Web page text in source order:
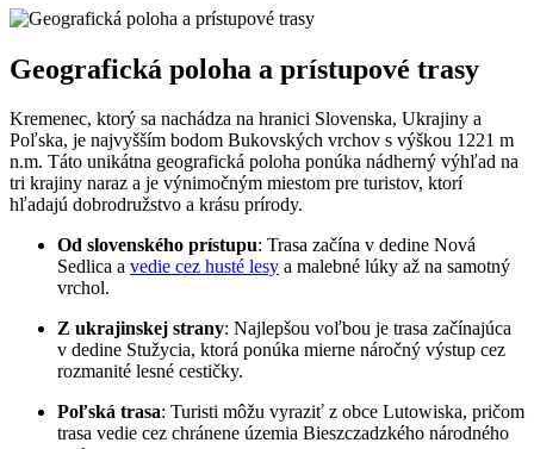
Geografická poloha a prístupové trasy
Kremenec, ktorý⁣ sa nachádza na hranici Slovenska, Ukrajiny a
Poľska, je najvyšším bodom Bukovských vrchov s výškou 1221 ⁣m
n.m. ⁤Táto unikátna geografická poloha ponúka nádherný⁤ výhľad na
tri krajiny naraz a ‍je výnimočným miestom pre turistov, ktorí
hľadajú ‍dobrodružstvo a krásu prírody.
Od slovenského ‌prístupu: Trasa⁤ začína v dedine Nová
Sedlica a vedie cez husté​ lesy a malebné ⁤lúky až na samotný
vrchol.
Z ukrajinskej strany: Najlepšou voľbou je trasa začínajúca
v dedine Stužycia, ktorá ponúka mierne náročný výstup cez
rozmanité lesné cestičky.
Poľská trasa: Turisti môžu vyraziť z obce ​Lutowiska, pričom‌
trasa ⁣vedie cez chránene územia Bieszczadzkého národného